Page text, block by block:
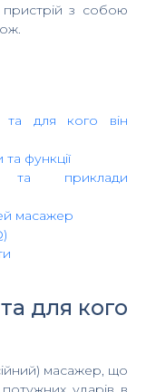
з собою
для кого він
функції
та приклади
масажер
для кого
масажер, що